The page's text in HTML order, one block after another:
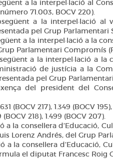
i
a la interpel·lació al
71.003, BOCV 220).
a la interpel·lació al
pel Grup Parlamentari
a la interpel·lació a la
Parlamentari Compromís
a la interpel·lació a la
de justícia a la
pel Grup Parlamentari
del president del
(BOCV 217), 1.349 (BOCV 195),
(BOCV 218), 1.499 (BOCV 207).
a la consellera d’Educació,
Lorenz Andrés, del Grup
a la consellera d’Educació,
el diputat Francesc Roig